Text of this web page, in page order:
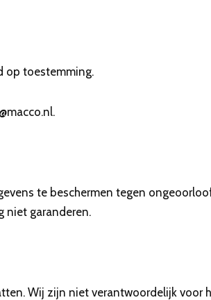
op toestemming.
te beschermen tegen
niet garanderen.
Wij zijn niet verantwoordelijk voor